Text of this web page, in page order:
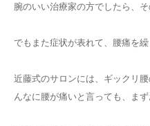
腕のいい治療家の方でしたら、
でもまた症状が表れて、腰痛を
近藤式のサロンには、ギックリ
んなに腰が痛いと言っても、まず